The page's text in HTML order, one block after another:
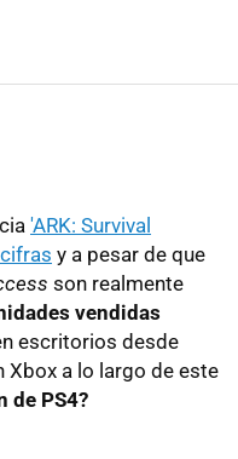
'ARK: Survival
y a pesar de que
son realmente
vendidas
escritorios desde
Xbox a lo largo de este
de PS4?